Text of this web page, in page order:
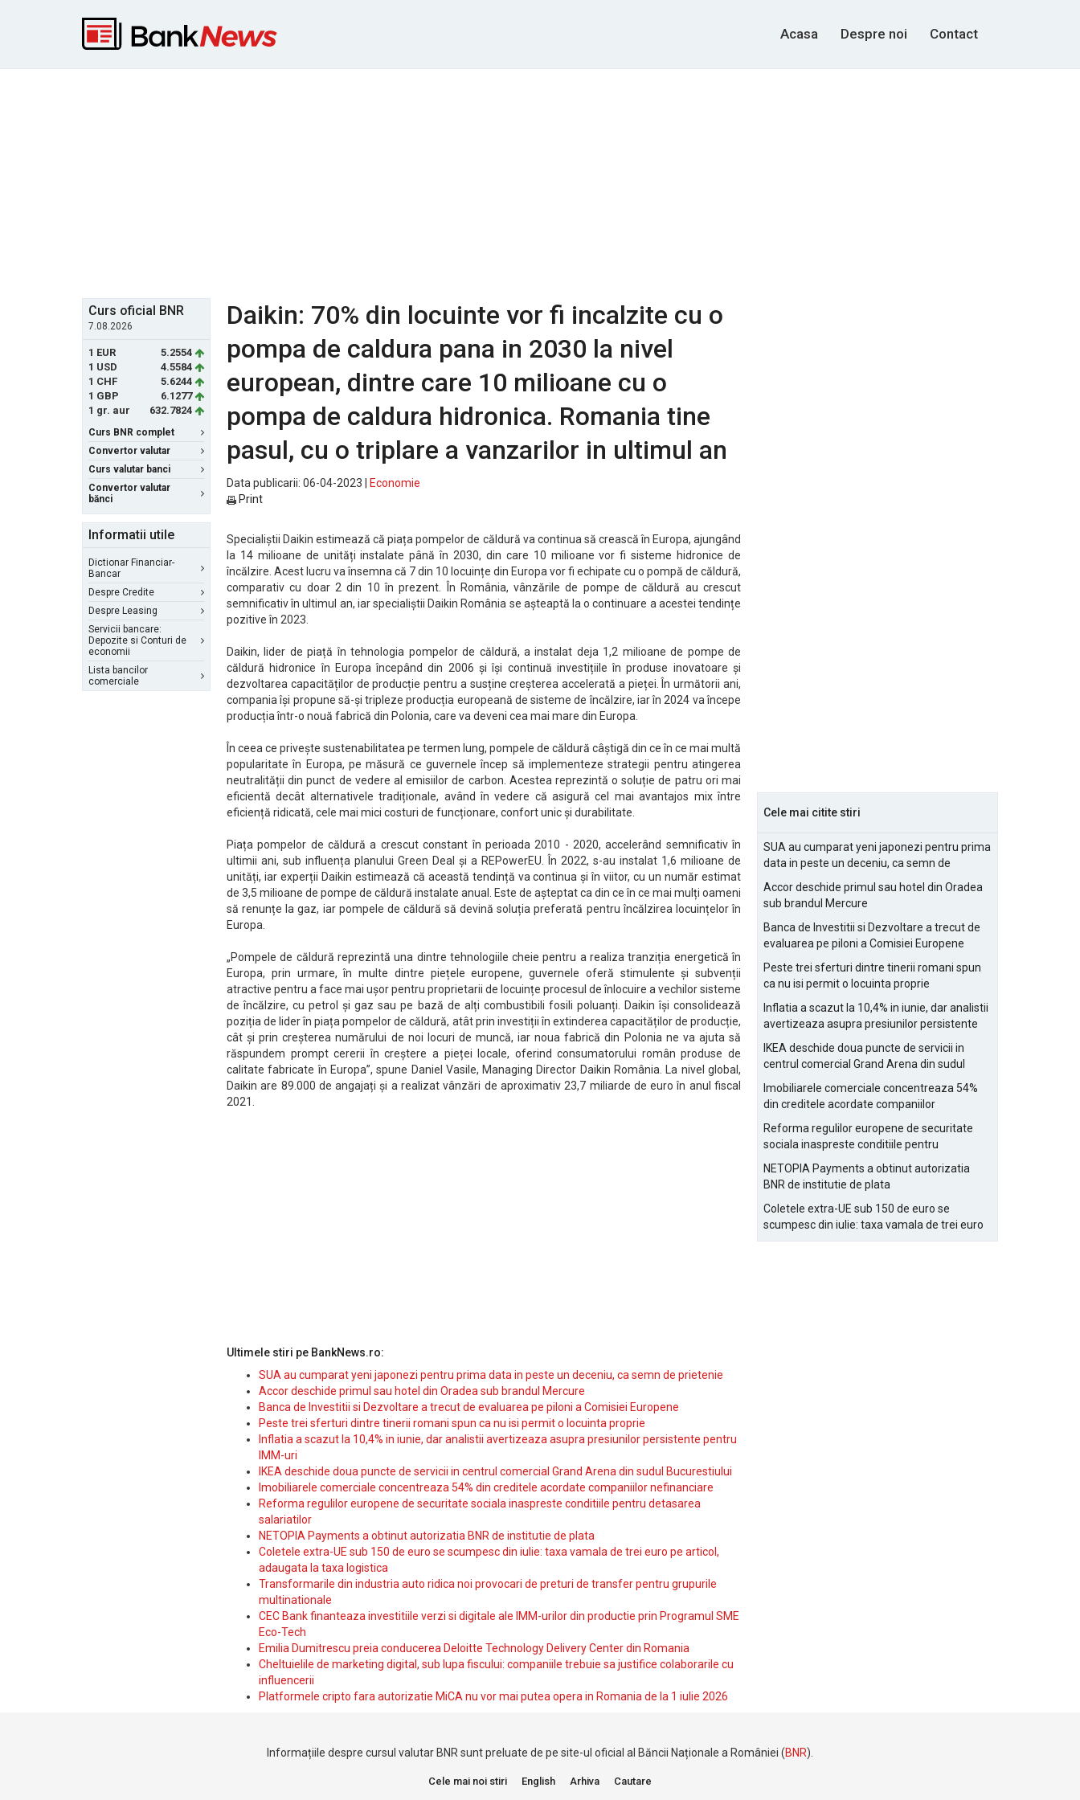
Acasa Despre noi Contact
Curs oficial BNR
7.08.2026
1 EUR
5.2554
1 USD
4.5584
1 CHF
5.6244
1 GBP
6.1277
1 gr. aur
632.7824
Curs BNR complet
Convertor valutar
Curs valutar banci
Convertor valutar
bănci
Informatii utile
Dictionar Financiar-
Bancar
Despre Credite
Despre Leasing
Servicii bancare:
Depozite si Conturi de
economii
Lista bancilor
comerciale
Daikin: 70% din locuinte vor fi incalzite cu o
pompa de caldura pana in 2030 la nivel
european, dintre care 10 milioane cu o
pompa de caldura hidronica. Romania tine
pasul, cu o triplare a vanzarilor in ultimul an
Data publicarii: 06-04-2023 |
Economie
Print
Specialiștii Daikin estimează că piața pompelor de căldură va continua să crească în Europa, ajungând
la 14 milioane de unități instalate până în 2030, din care 10 milioane vor fi sisteme hidronice de
încălzire. Acest lucru va însemna că 7 din 10 locuințe din Europa vor fi echipate cu o pompă de căldură,
comparativ cu doar 2 din 10 în prezent. În România, vânzările de pompe de căldură au crescut
semnificativ în ultimul an, iar specialiștii Daikin România se așteaptă la o continuare a acestei tendințe
pozitive în 2023.
Daikin, lider de piață în tehnologia pompelor de căldură, a instalat deja 1,2 milioane de pompe de
căldură hidronice în Europa începând din 2006 și își continuă investițiile în produse inovatoare și
dezvoltarea capacităților de producție pentru a susține creșterea accelerată a pieței. În următorii ani,
compania își propune să-și tripleze producția europeană de sisteme de încălzire, iar în 2024 va începe
producția într-o nouă fabrică din Polonia, care va deveni cea mai mare din Europa.
În ceea ce privește sustenabilitatea pe termen lung, pompele de căldură câștigă din ce în ce mai multă
popularitate în Europa, pe măsură ce guvernele încep să implementeze strategii pentru atingerea
neutralității din punct de vedere al emisiilor de carbon. Acestea reprezintă o soluție de patru ori mai
eficientă decât alternativele tradiționale, având în vedere că asigură cel mai avantajos mix între
eficiență ridicată, cele mai mici costuri de funcționare, confort unic și durabilitate.
Piața pompelor de căldură a crescut constant în perioada 2010 - 2020, accelerând semnificativ în
ultimii ani, sub influența planului Green Deal și a REPowerEU. În 2022, s-au instalat 1,6 milioane de
unități, iar experții Daikin estimează că această tendință va continua și în viitor, cu un număr estimat
de 3,5 milioane de pompe de căldură instalate anual. Este de așteptat ca din ce în ce mai mulți oameni
să renunțe la gaz, iar pompele de căldură să devină soluția preferată pentru încălzirea locuințelor în
Europa.
„Pompele de căldură reprezintă una dintre tehnologiile cheie pentru a realiza tranziția energetică în
Europa, prin urmare, în multe dintre piețele europene, guvernele oferă stimulente și subvenții
atractive pentru a face mai ușor pentru proprietarii de locuințe procesul de înlocuire a vechilor sisteme
de încălzire, cu petrol și gaz sau pe bază de alți combustibili fosili poluanți. Daikin își consolidează
poziția de lider în piața pompelor de căldură, atât prin investiții în extinderea capacităților de producție,
cât și prin creșterea numărului de noi locuri de muncă, iar noua fabrică din Polonia ne va ajuta să
răspundem prompt cererii în creștere a pieței locale, oferind consumatorului român produse de
calitate fabricate în Europa”, spune Daniel Vasile, Managing Director Daikin România. La nivel global,
Daikin are 89.000 de angajați și a realizat vânzări de aproximativ 23,7 miliarde de euro în anul fiscal
2021.
Ultimele stiri pe BankNews.ro:
SUA au cumparat yeni japonezi pentru prima data in peste un deceniu, ca semn de prietenie
Accor deschide primul sau hotel din Oradea sub brandul Mercure
Banca de Investitii si Dezvoltare a trecut de evaluarea pe piloni a Comisiei Europene
Peste trei sferturi dintre tinerii romani spun ca nu isi permit o locuinta proprie
Inflatia a scazut la 10,4% in iunie, dar analistii avertizeaza asupra presiunilor persistente pentru
IMM-uri
IKEA deschide doua puncte de servicii in centrul comercial Grand Arena din sudul Bucurestiului
Imobiliarele comerciale concentreaza 54% din creditele acordate companiilor nefinanciare
Reforma regulilor europene de securitate sociala inaspreste conditiile pentru detasarea
salariatilor
NETOPIA Payments a obtinut autorizatia BNR de institutie de plata
Coletele extra-UE sub 150 de euro se scumpesc din iulie: taxa vamala de trei euro pe articol,
adaugata la taxa logistica
Transformarile din industria auto ridica noi provocari de preturi de transfer pentru grupurile
multinationale
CEC Bank finanteaza investitiile verzi si digitale ale IMM-urilor din productie prin Programul SME
Eco-Tech
Emilia Dumitrescu preia conducerea Deloitte Technology Delivery Center din Romania
Cheltuielile de marketing digital, sub lupa fiscului: companiile trebuie sa justifice colaborarile cu
influencerii
Platformele cripto fara autorizatie MiCA nu vor mai putea opera in Romania de la 1 iulie 2026
Cele mai citite stiri
SUA au cumparat yeni japonezi pentru prima
data in peste un deceniu, ca semn de
Accor deschide primul sau hotel din Oradea
sub brandul Mercure
Banca de Investitii si Dezvoltare a trecut de
evaluarea pe piloni a Comisiei Europene
Peste trei sferturi dintre tinerii romani spun
ca nu isi permit o locuinta proprie
Inflatia a scazut la 10,4% in iunie, dar analistii
avertizeaza asupra presiunilor persistente
IKEA deschide doua puncte de servicii in
centrul comercial Grand Arena din sudul
Imobiliarele comerciale concentreaza 54%
din creditele acordate companiilor
Reforma regulilor europene de securitate
sociala inaspreste conditiile pentru
NETOPIA Payments a obtinut autorizatia
BNR de institutie de plata
Coletele extra-UE sub 150 de euro se
scumpesc din iulie: taxa vamala de trei euro
pe articol, adaugata la taxa logistica
Informațiile despre cursul valutar BNR sunt preluate de pe site-ul oficial al Băncii Naționale a României (BNR).
Cele mai noi stiri English Arhiva Cautare